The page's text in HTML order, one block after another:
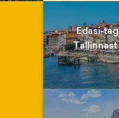
Edasi-